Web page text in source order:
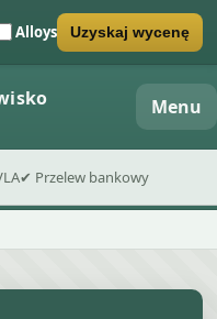
Alloys Uzyskaj wycenę
Menu
✔ Przelew bankowy